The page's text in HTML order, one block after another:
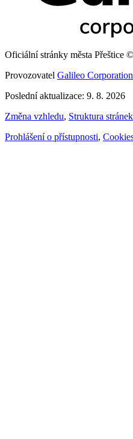
Oficiální stránky města Přeštice
Provozovatel Galileo
Poslední aktualizace: 9. 8. 2026
Změna vzhledu, Struktura stránek
Prohlášení o přístupnosti,